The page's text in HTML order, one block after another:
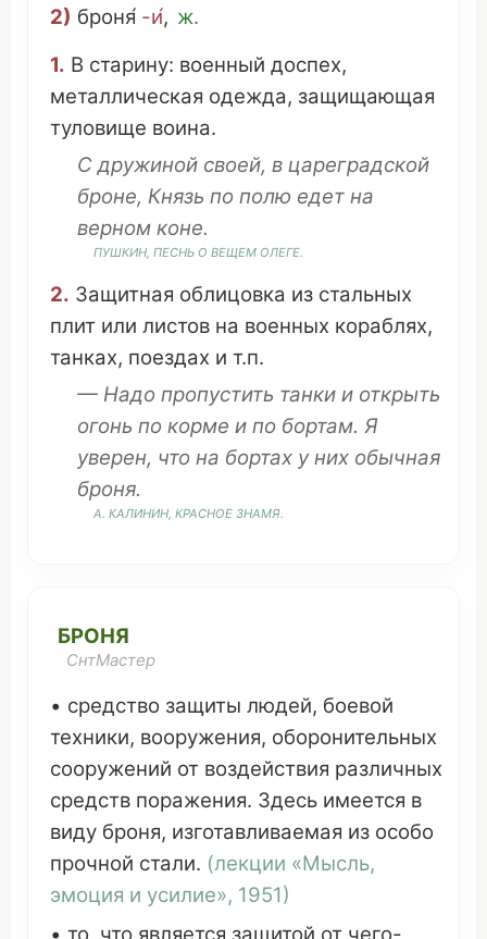
2) броня́ -и́, ж.
1. В старину: военный доспех,
металлическая одежда, защищающая
туловище воина.
Сдружиной своей, в цареградской
броне, Князь по полю едет на
верном коне.
ПУШКИН, ПЕСНЬ О ВЕЩЕМ ОЛЕГЕ.
2. Защитная облицовка из стальных
плит или листов на военных кораблях,
танках, поездах и т.п.
— Надо пропустить танки и открыть
огонь по корме и по бортам. Я
уверен, что на бортах у них обычная
броня.
А. КАЛИНИН, КРАСНОЕ ЗНАМЯ.
БРОНЯ
СнтМастер
• средство защиты людей, боевой
техники, вооружения, оборонительных
сооружений от воздействия различных
средств поражения. Здесь имеется в
виду броня, изготавливаемая из особо
прочной стали. (лекции «Мысль,
эмоция и усилие», 1951)